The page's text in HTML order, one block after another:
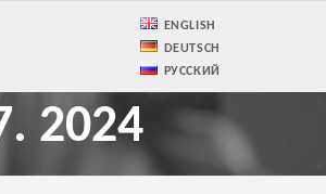
ENGLISH
DEUTSCH
РУССКИЙ
2024